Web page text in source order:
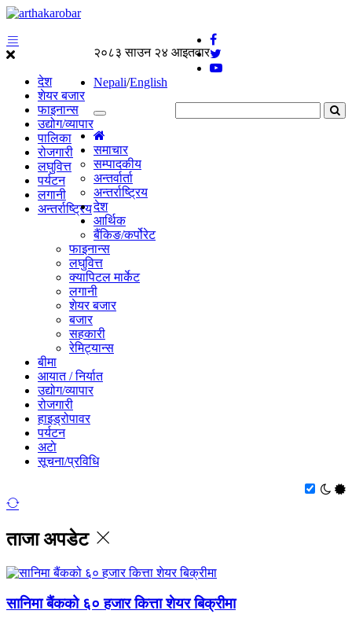
देश
शेयर बजार
फाइनान्स
उद्योग/व्यापार
पालिका
रोजगारी
लघुवित्त
पर्यटन
लगानी
अन्तर्राष्ट्रिय
२०८३ साउन २४ आइतवार
Nepali/English
समाचार
सम्पादकीय
अन्तर्वार्ता
अन्तर्राष्ट्रिय
देश
आर्थिक
बैंकिङ/कर्पोरेट
फाइनान्स
लघुवित्त
क्यापिटल मार्केट
लगानी
शेयर बजार
बजार
सहकारी
रेमिट्यान्स
बीमा
आयात / निर्यात
उद्योग/व्यापार
रोजगारी
हाइड्रोपावर
पर्यटन
अटाे
सूचना/प्रविधि
ताजा अपडेट
सानिमा बैंकको ६० हजार कित्ता शेयर बिक्रीमा